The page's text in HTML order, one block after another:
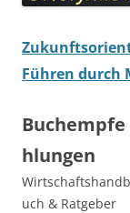
Führen durch
Buchempfe
hlungen
Wirtschaftshandb
uch & Ratgeber